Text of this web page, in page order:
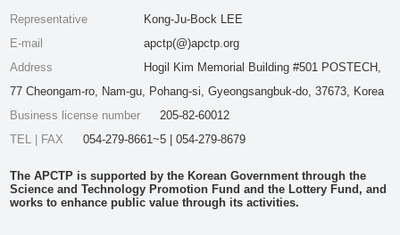
Representative
Kong-Ju-Bock LEE
E-mail
apctp(@)apctp.org
Address
Hogil Kim Memorial Building #501 POSTECH,
77 Cheongam-ro, Nam-gu, Pohang-si, Gyeongsangbuk-do, 37673, Korea
Business license number
205-82-60012
TEL | FAX
054-279-8661~5 | 054-279-8679
The APCTP is supported by the Korean Government through the
Science and Technology Promotion Fund and the Lottery Fund, and
works to enhance public value through its activities.